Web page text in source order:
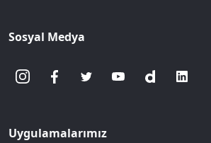
Sosyal Medya
Uygulamalarımız